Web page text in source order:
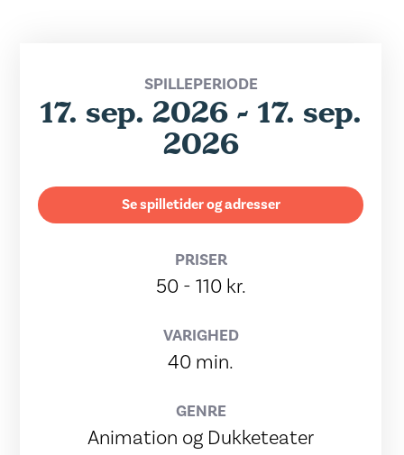
SPILLEPERIODE
17. sep. 2026 - 17. sep.
2026
Se spilletider og adresser
PRISER
50 - 110 kr.
VARIGHED
40 min.
GENRE
Animation og Dukketeater